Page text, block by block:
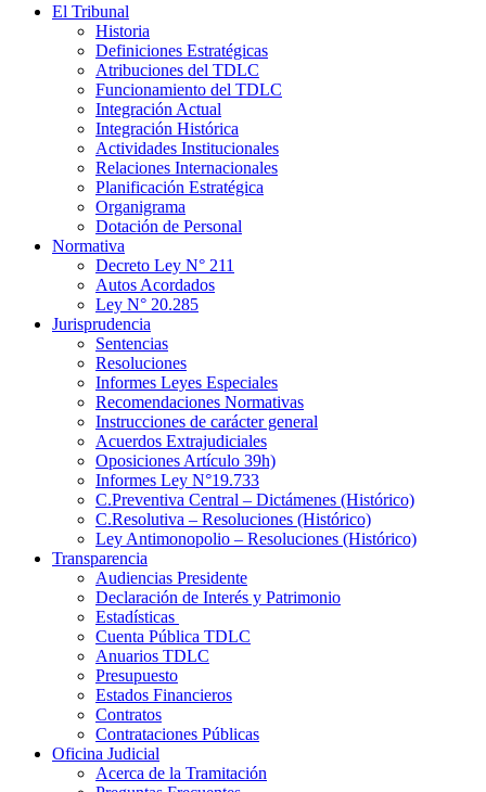
El Tribunal
Historia
Definiciones Estratégicas
Atribuciones del TDLC
Funcionamiento del TDLC
Integración Actual
Integración Histórica
Actividades Institucionales
Relaciones Internacionales
Planificación Estratégica
Organigrama
Dotación de Personal
Normativa
Decreto Ley N° 211
Autos Acordados
Ley N° 20.285
Jurisprudencia
Sentencias
Resoluciones
Informes Leyes Especiales
Recomendaciones Normativas
Instrucciones de carácter general
Acuerdos Extrajudiciales
Oposiciones Artículo 39h)
Informes Ley N°19.733
C.Preventiva Central – Dictámenes (Histórico)
C.Resolutiva – Resoluciones (Histórico)
Ley Antimonopolio – Resoluciones (Histórico)
Transparencia
Audiencias Presidente
Declaración de Interés y Patrimonio
Estadísticas
Cuenta Pública TDLC
Anuarios TDLC
Presupuesto
Estados Financieros
Contratos
Contrataciones Públicas
Oficina Judicial
Acerca de la Tramitación